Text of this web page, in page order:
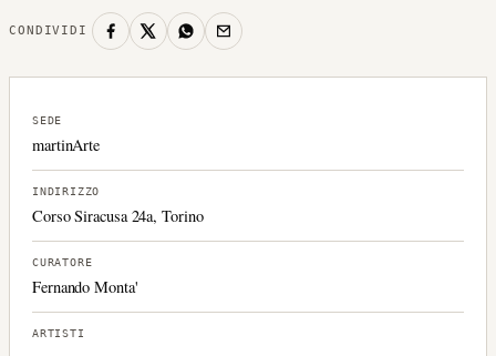
CONDIVIDI
SEDE
martinArte
INDIRIZZO
Corso Siracusa 24a, Torino
CURATORE
Fernando Monta'
ARTISTI